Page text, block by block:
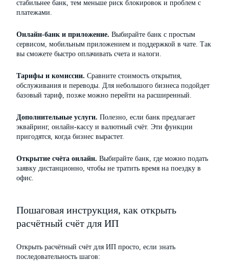
стабильнее банк, тем меньше риск блокировок и проблем с
платежами.
Онлайн-банк и приложение. Выбирайте банк с простым
сервисом, мобильным приложением и поддержкой в чате. Так
вы сможете быстро оплачивать счета и налоги.
Тарифы и комиссии. Сравните стоимость открытия,
обслуживания и переводы. Для небольшого бизнеса подойдет
базовый тариф, позже можно перейти на расширенный.
Дополнительные услуги. Полезно, если банк предлагает
эквайринг, онлайн-кассу и валютный счёт. Эти функции
пригодятся, когда бизнес вырастет.
Открытие счёта онлайн. Выбирайте банк, где можно подать
заявку дистанционно, чтобы не тратить время на поездку в
офис.
Пошаговая инструкция, как открыть
расчётный счёт для ИП
Открыть расчётный счёт для ИП просто, если знать
последовательность шагов: